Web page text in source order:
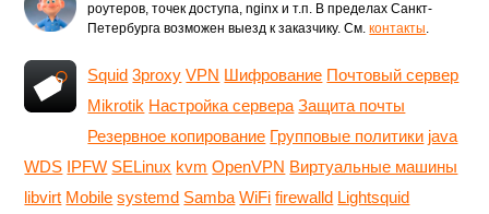
роутеров, точек доступа, nginx и т.п. В пределах Санкт-
Петербурга возможен выезд к заказчику. См.контакты.
Squid 3proxy VPN Шифрование Почтовый сервер
Mikrotik Настройка сервера Защита почты
Резервное копирование Групповые политики java
WDS IPFW SELinux kvm OpenVPN Виртуальные машины
libvirt Mobile systemd Samba WiFi firewalld Lightsquid